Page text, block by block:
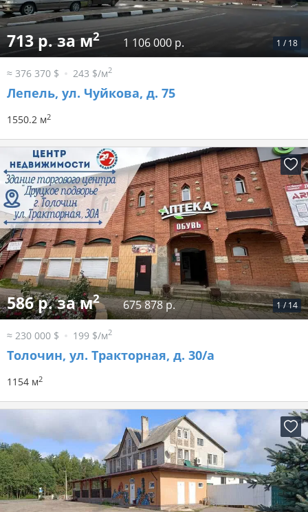
1 / 18
713 р. за м2 1 106 000 р.
≈ 376 370 $ 243 $/м2
Лепель, ул. Чуйкова, д. 75
1550.2 м2
1 / 14
586 р. за м2 675 878 р.
≈ 230 000 $ 199 $/м2
Толочин, ул. Тракторная, д. 30/а
1154 м2